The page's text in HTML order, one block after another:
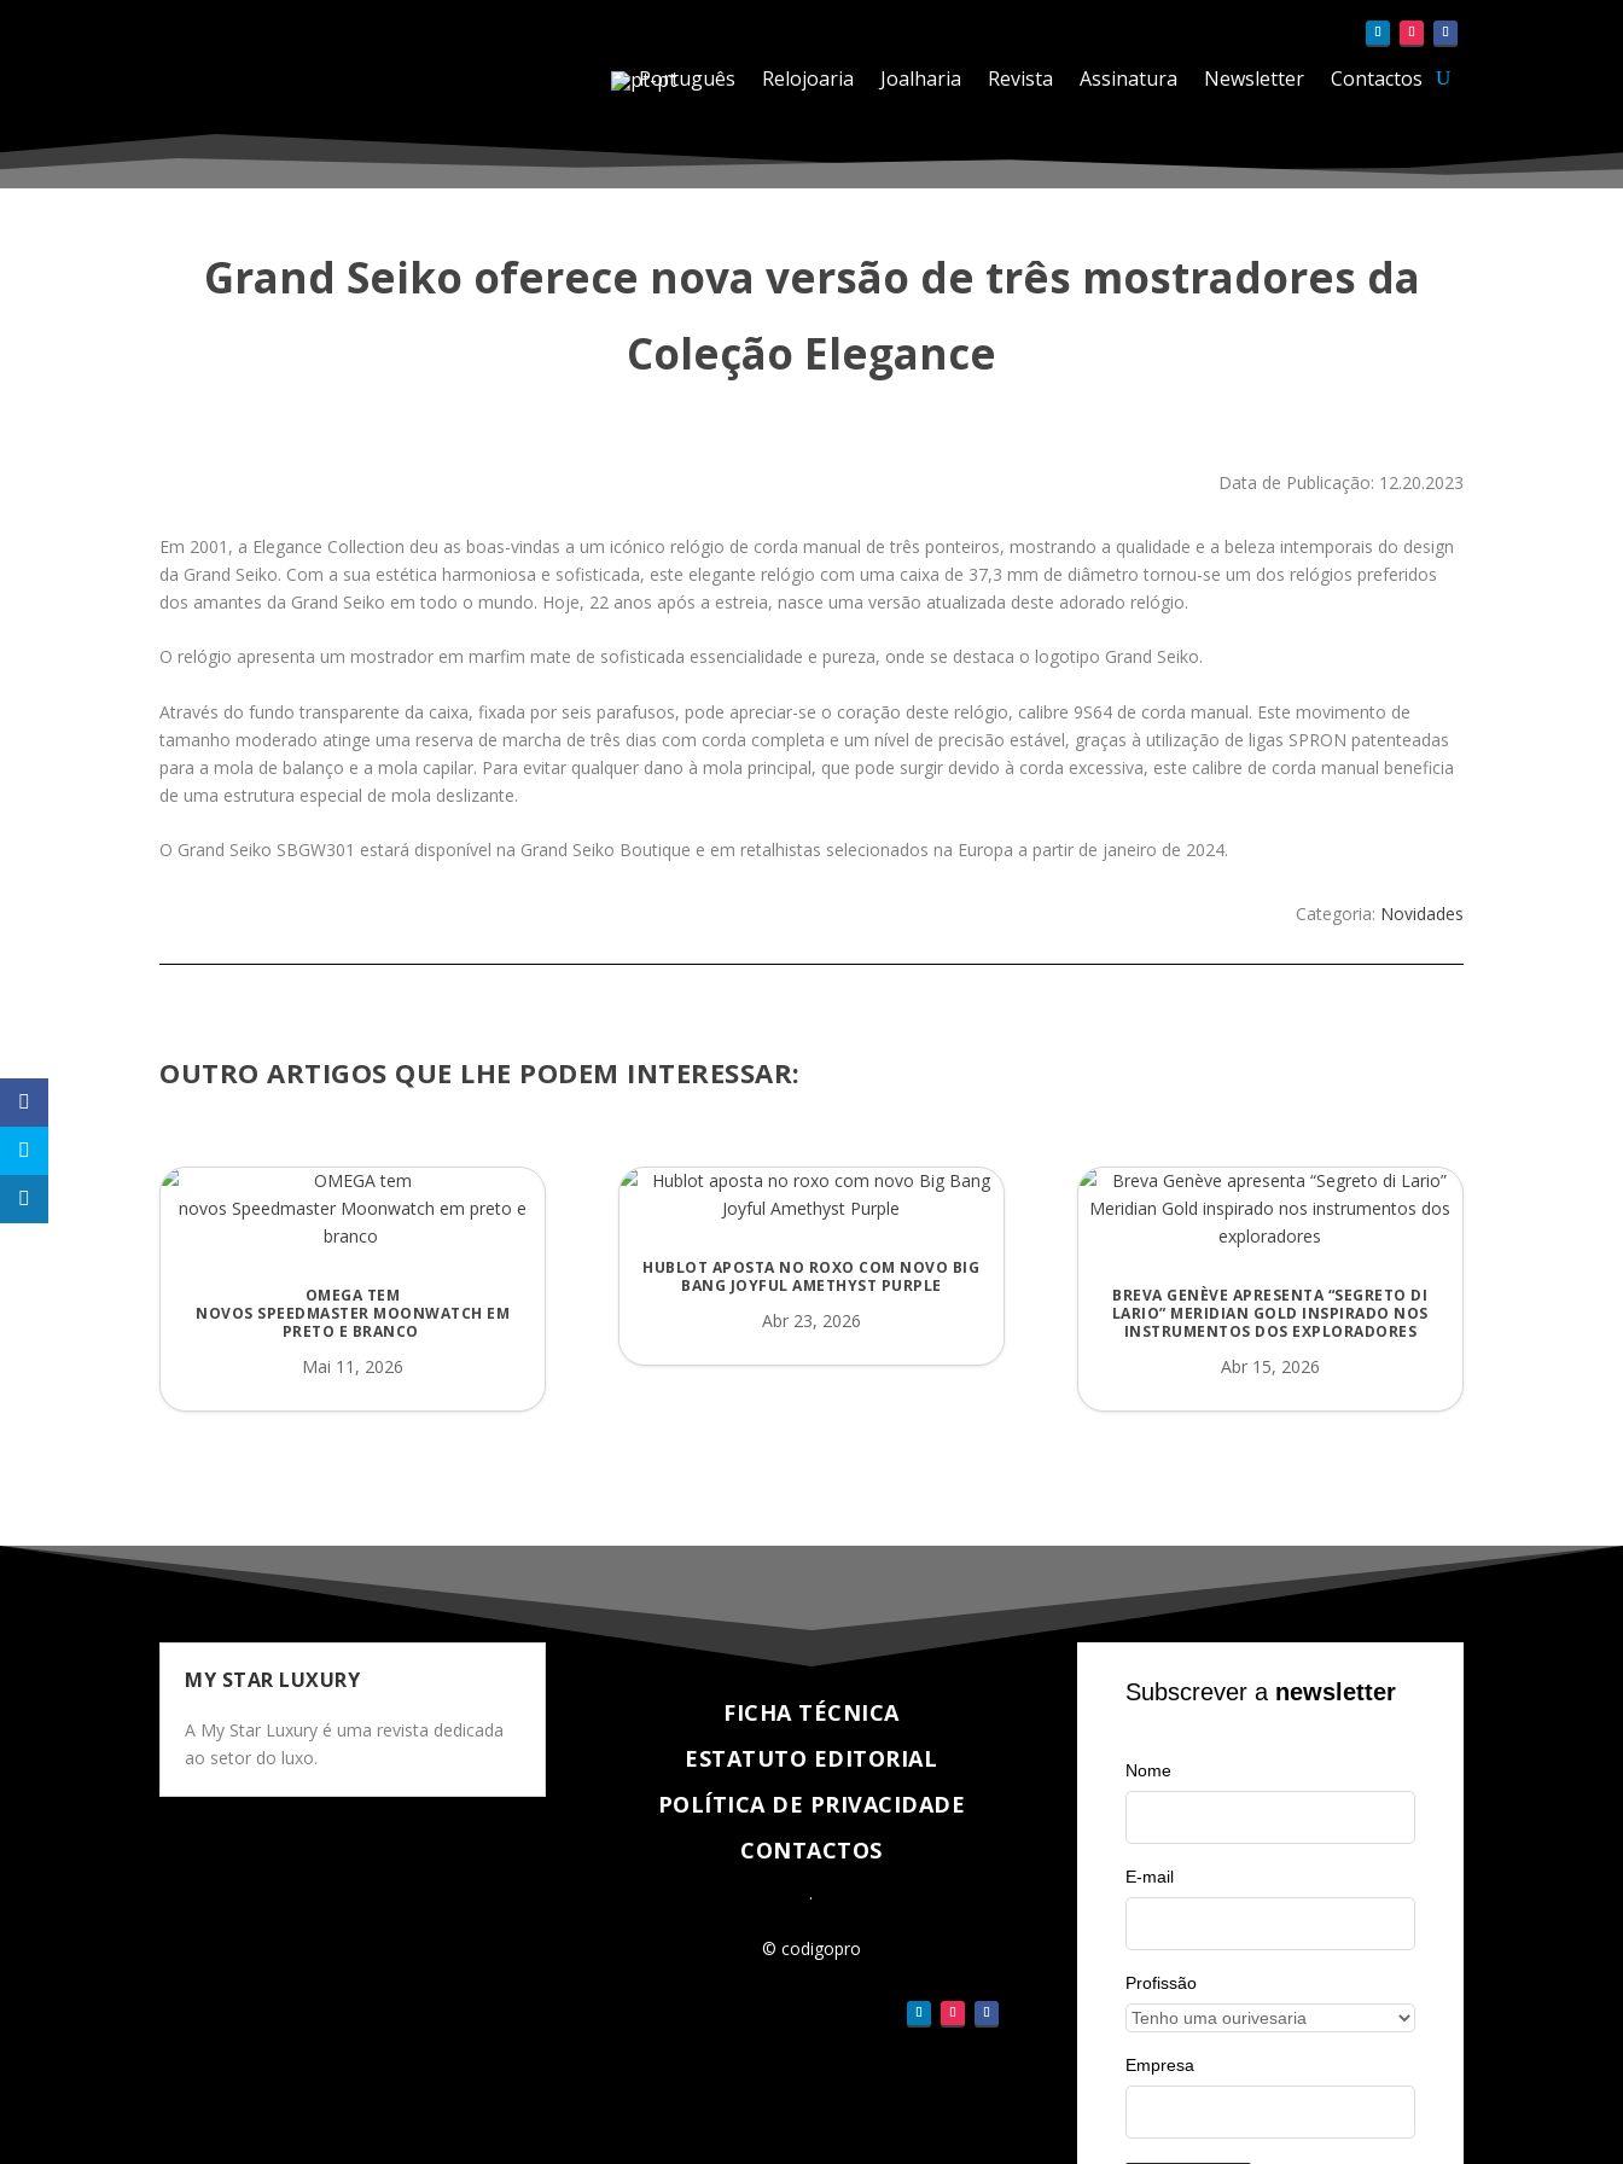
Português Relojoaria Joalharia Revista Assinatura Newsletter Contactos
Grand Seiko oferece nova versão de três mostradores da
Coleção Elegance
Data de Publicação: 12.20.2023
Em 2001, a Elegance Collection deu as boas-vindas a um icónico relógio de corda manual de três ponteiros, mostrando a qualidade e a beleza intemporais do design
da Grand Seiko. Com a sua estética harmoniosa e sofisticada, este elegante relógio com uma caixa de 37,3 mm de diâmetro tornou-se um dos relógios preferidos
dos amantes da Grand Seiko em todo o mundo. Hoje, 22 anos após a estreia, nasce uma versão atualizada deste adorado relógio.
O relógio apresenta um mostrador em marfim mate de sofisticada essencialidade e pureza, onde se destaca o logotipo Grand Seiko.
Através do fundo transparente da caixa, fixada por seis parafusos, pode apreciar-se o coração deste relógio, calibre 9S64 de corda manual. Este movimento de
tamanho moderado atinge uma reserva de marcha de três dias com corda completa e um nível de precisão estável, graças à utilização de ligas SPRON patenteadas
para a mola de balanço e a mola capilar. Para evitar qualquer dano à mola principal, que pode surgir devido à corda excessiva, este calibre de corda manual beneficia
de uma estrutura especial de mola deslizante.
O Grand Seiko SBGW301 estará disponível na Grand Seiko Boutique e em retalhistas selecionados na Europa a partir de janeiro de 2024.
Categoria: Novidades
OUTRO ARTIGOS QUE LHE PODEM INTERESSAR:
OMEGA TEM
NOVOS SPEEDMASTER MOONWATCH EM
PRETO E BRANCO
Mai 11, 2026
HUBLOT APOSTA NO ROXO COM NOVO BIG
BANG JOYFUL AMETHYST PURPLE
Abr 23, 2026
BREVA GENÈVE APRESENTA “SEGRETO DI
LARIO” MERIDIAN GOLD INSPIRADO NOS
INSTRUMENTOS DOS EXPLORADORES
Abr 15, 2026
MY STAR LUXURY
A My Star Luxury é uma revista dedicada
ao setor do luxo.
FICHA TÉCNICA
ESTATUTO EDITORIAL
POLÍTICA DE PRIVACIDADE
CONTACTOS
.
© codigopro
Subscrever anewsletter
Nome
E-mail
Profissão
Empresa